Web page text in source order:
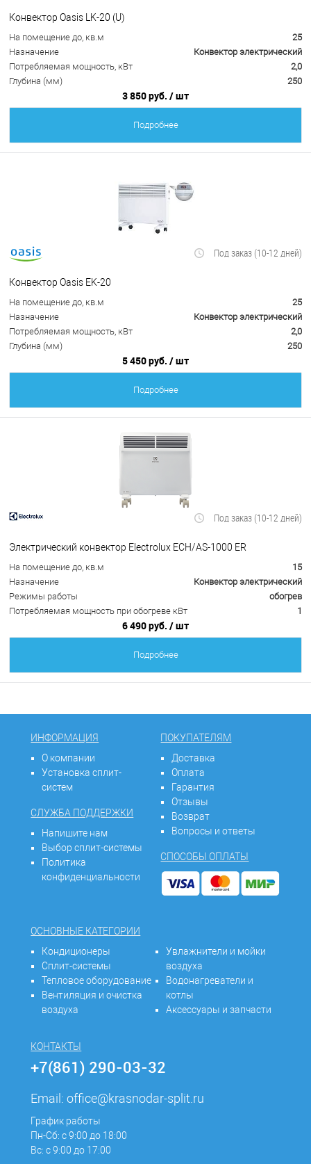
Конвектор Oasis LK-20 (U)
На помещение до, кв.м
25
Назначение
Конвектор электрический
Потребляемая мощность, кВт
2,0
Глубина (мм)
250
3 850 руб. / шт
Подробнее
Под заказ (10-12 дней)
Конвектор Oasis EK-20
На помещение до, кв.м
25
Назначение
Конвектор электрический
Потребляемая мощность, кВт
2,0
Глубина (мм)
250
5 450 руб. / шт
Подробнее
Под заказ (10-12 дней)
Электрический конвектор Electrolux ECH/AS-1000 ER
На помещение до, кв.м
15
Назначение
Конвектор электрический
Режимы работы
обогрев
Потребляемая мощность при обогреве кВт
1
6 490 руб. / шт
Подробнее
ИНФОРМАЦИЯ
О компании
Установка сплит-
систем
СЛУЖБА ПОДДЕРЖКИ
Напишите нам
Выбор сплит-системы
Политика
конфиденциальности
ПОКУПАТЕЛЯМ
Доставка
Оплата
Гарантия
Отзывы
Возврат
Вопросы и ответы
СПОСОБЫ ОПЛАТЫ
ОСНОВНЫЕ КАТЕГОРИИ
Кондиционеры
Сплит-системы
Тепловое оборудование
Вентиляция и очистка
воздуха
Увлажнители и мойки
воздуха
Водонагреватели и
котлы
Аксессуары и запчасти
КОНТАКТЫ
+7(861) 290-03-32
Email:office@krasnodar-split.ru
График работы
Пн-Сб: с 9:00 до 18:00
Вс: с 9:00 до 17:00